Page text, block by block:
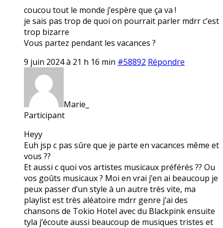
coucou tout le monde j’espère que ça va !
je sais pas trop de quoi on pourrait parler mdrr c’est
trop bizarre
Vous partez pendant les vacances ?
9 juin 2024 à 21 h 16 min #58892 Répondre
Marie_
Participant
Heyy
Euh jsp c pas sûre que je parte en vacances même et
vous ??
Et aussi c quoi vos artistes musicaux préférés ?? Ou
vos goûts musicaux ? Moi en vrai j’en ai beaucoup je
peux passer d’un style à un autre très vite, ma
playlist est très aléatoire mdrr genre j’ai des
chansons de Tokio Hotel avec du Blackpink ensuite
tyla j’écoute aussi beaucoup de musiques tristes et